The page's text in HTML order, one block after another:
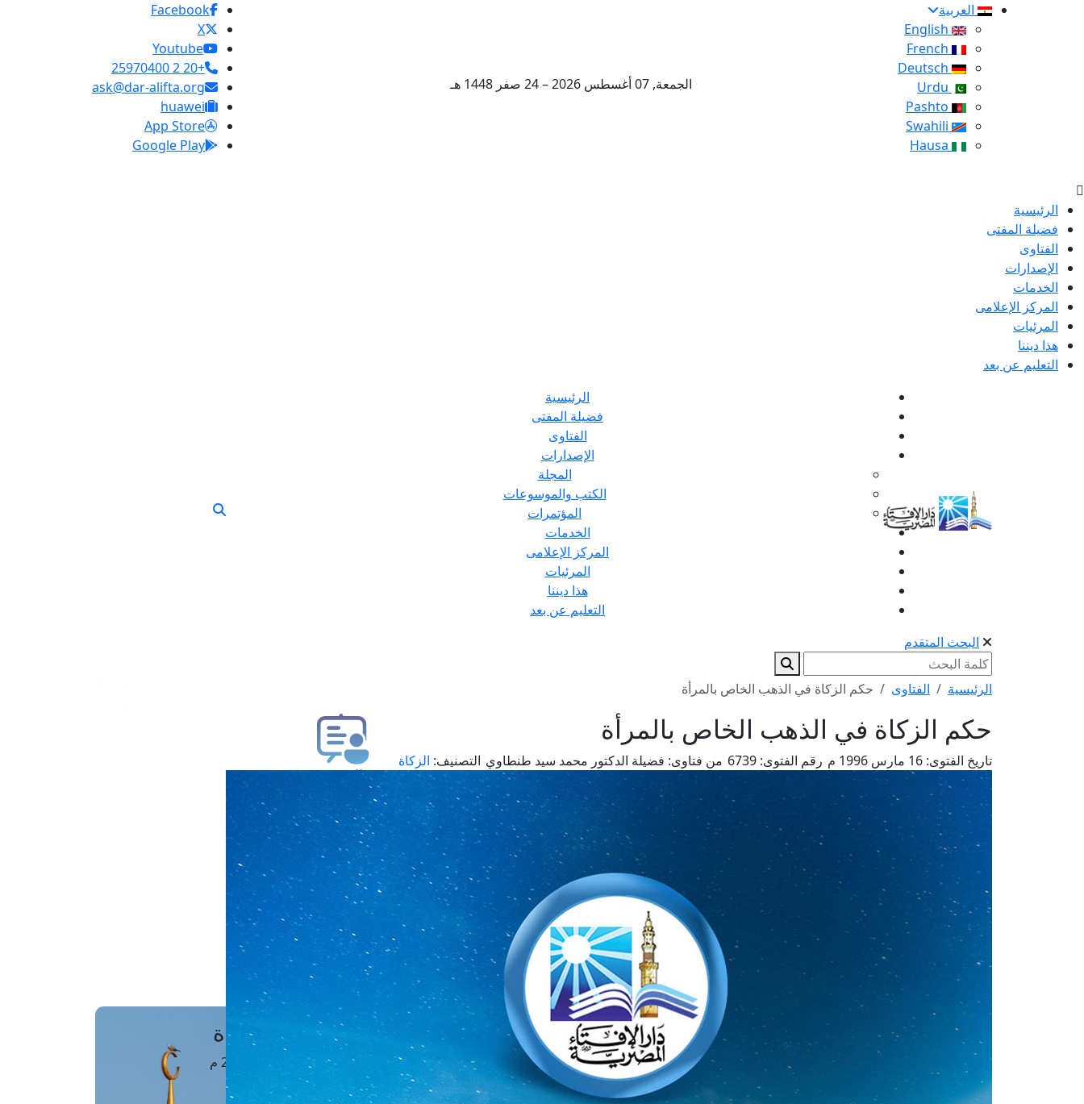
العربية
الجمعة, 07 أغسطس 2026 – 24 صفر 1448 هـ
Facebook
X
Youtube
+20 2 25970400
ask@dar-alifta.org
huawei
App Store
Google Play
الرئيسية
فضيلة المفتى
الفتاوى
الإصدارات
الخدمات
المركز الإعلامى
المرئيات
هذا ديننا
التعليم عن بعد
الرئيسية
فضيلة المفتى
الفتاوى
الإصدارات
المجلة
الكتب والموسوعات
المؤتمرات
الخدمات
المركز الإعلامى
المرئيات
هذا ديننا
التعليم عن بعد
البحث المتقدم
الرئيسية الفتاوى حكم الزكاة في الذهب الخاص بالمرأة
حكم الزكاة في الذهب الخاص بالمرأة
تاريخ الفتوى: رقم الفتوى: من فتاوى: فضيلة الدكتور محمد سيد طنطاوي التصنيف: الزكاة
طلب فتوى
استعلام عن فتوى
حجز موعد
الفتوى الهاتفية
مَواقِيتُ الصَّـــلاة
القاهرة · 07 أغسطس 2026 م
الفجر